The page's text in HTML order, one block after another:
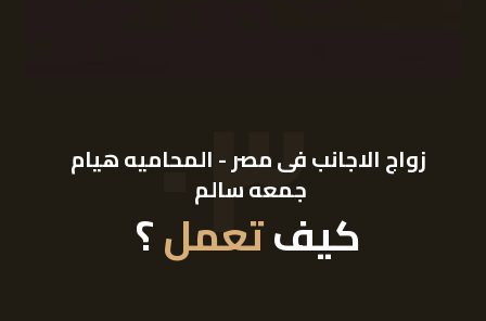
٠٣
زواج الاجانب فى مصر - المحاميه هيام
جمعه سالم
كيفتعمل؟